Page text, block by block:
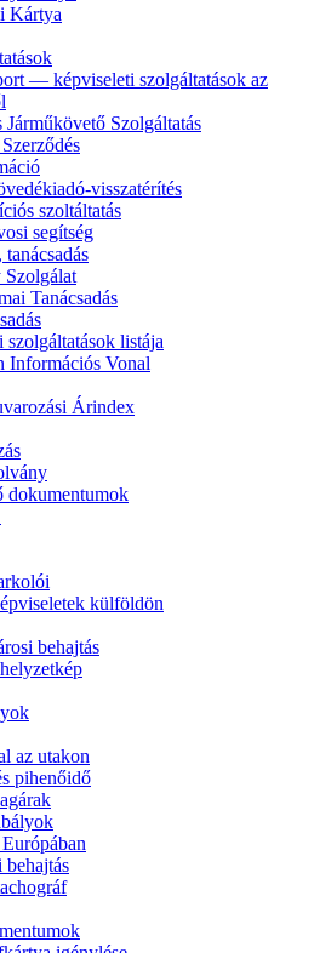
Kártya
— képviseleti szolgáltatások az
Járműkövető Szolgáltatás
visszatérítés
szoltáltatás
segítség
Szolgálat
Tanácsadás
szolgáltatások listája
Információs Vonal
Árindex
dokumentumok
külföldön
behajtás
az utakon
pihenőidő
behajtás